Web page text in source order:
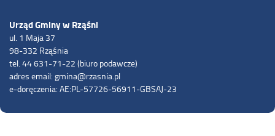
Urząd Gminy w Rząśni
ul. 1 Maja 37
98-332 Rząśnia
tel. 44 631-71-22 (biuro podawcze)
adres email: gmina@rzasnia.pl
e-doręczenia: AE:PL-57726-56911-GBSAJ-23